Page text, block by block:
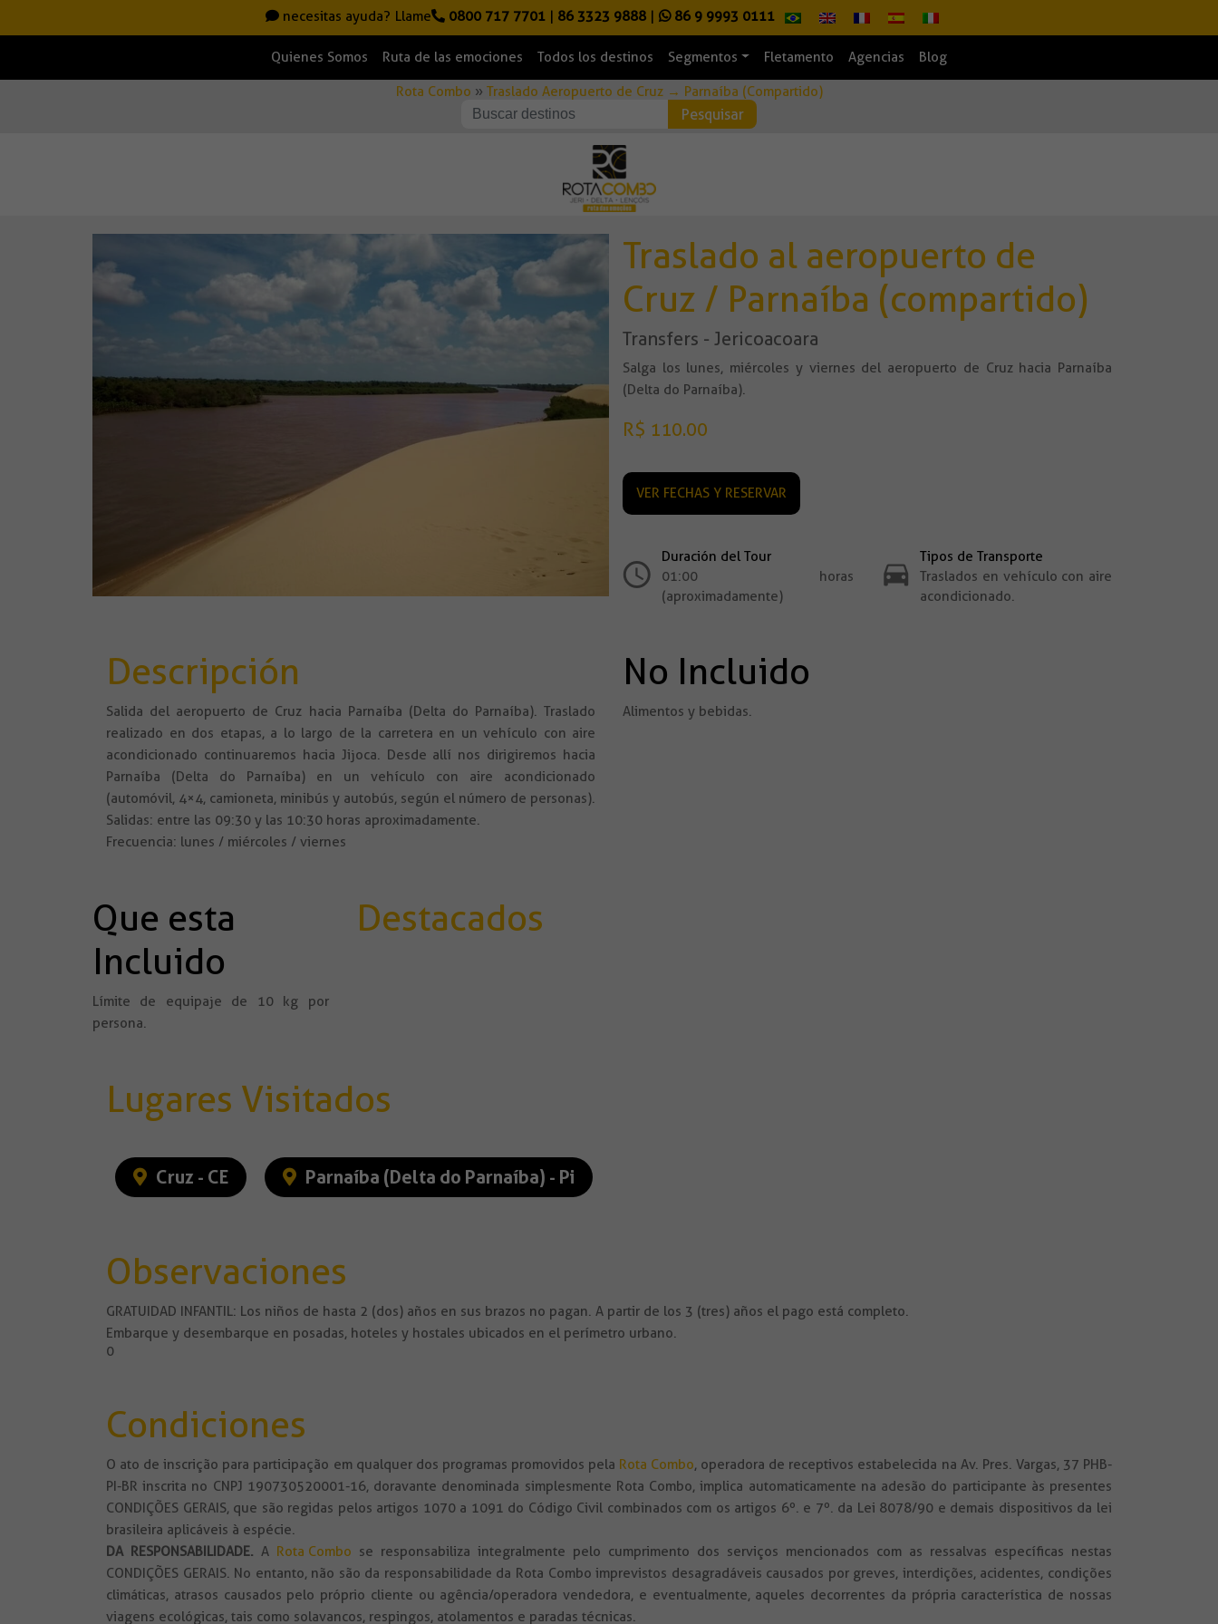
necesitas ayuda? Llame 0800 717 7701| 86 3323 9888| 86 9 9993 0111
Quienes Somos Ruta de las emociones Todos los destinos Segmentos Fletamento Agencias Blog
Rota Combo » Traslado Aeropuerto de Cruz → Parnaíba (Compartido)
Traslado al aeropuerto de
Cruz / Parnaíba (compartido)
Transfers - Jericoacoara
Salga los lunes, miércoles y viernes del aeropuerto de Cruz hacia Parnaíba
(Delta do Parnaíba).
R$ 110.00
VER FECHAS Y RESERVAR
Duración del Tour
01:00 horas
(aproximadamente)
Tipos de Transporte
Traslados en vehículo con aire
acondicionado.
Descripción
Salida del aeropuerto de Cruz hacia Parnaíba (Delta do Parnaíba). Traslado
realizado en dos etapas, a lo largo de la carretera en un vehículo con aire
acondicionado continuaremos hacia Jijoca. Desde allí nos dirigiremos hacia
Parnaíba (Delta do Parnaíba) en un vehículo con aire acondicionado
(automóvil, 4×4, camioneta, minibús y autobús, según el número de personas).
Salidas: entre las 09:30 y las 10:30 horas aproximadamente.
Frecuencia: lunes / miércoles / viernes
No Incluido
Alimentos y bebidas.
Que esta
Incluido
Límite de equipaje de 10 kg por
persona.
Destacados
Lugares Visitados
Cruz - CE Parnaíba (Delta do Parnaíba) - Pi
Observaciones
GRATUIDAD INFANTIL: Los niños de hasta 2 (dos) años en sus brazos no pagan. A partir de los 3 (tres) años el pago está completo.
Embarque y desembarque en posadas, hoteles y hostales ubicados en el perímetro urbano.
0
Condiciones
O ato de inscrição para participação em qualquer dos programas promovidos pela Rota Combo, operadora de receptivos estabelecida na Av. Pres. Vargas, 37 PHB-
PI-BR inscrita no CNPJ 190730520001-16, doravante denominada simplesmente Rota Combo, implica automaticamente na adesão do participante às presentes
CONDIÇÕES GERAIS, que são regidas pelos artigos 1070 a 1091 do Código Civil combinados com os artigos 6º. e 7º. da Lei 8078/90 e demais dispositivos da lei
brasileira aplicáveis à espécie.
DA RESPONSABILIDADE. A Rota Combo se responsabiliza integralmente pelo cumprimento dos serviços mencionados com as ressalvas específicas nestas
CONDIÇÕES GERAIS. No entanto, não são da responsabilidade da Rota Combo imprevistos desagradáveis causados por greves, interdições, acidentes, condições
climáticas, atrasos causados pelo próprio cliente ou agência/operadora vendedora, e eventualmente, aqueles decorrentes da própria característica de nossas
viagens ecológicas, tais como solavancos, respingos, atolamentos e paradas técnicas.